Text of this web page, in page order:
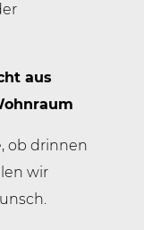
aus
ob drinnen
wir